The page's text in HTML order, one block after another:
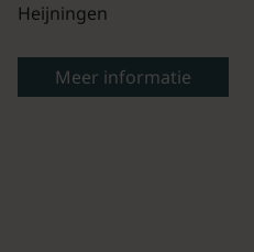
Heijningen
Meer informatie